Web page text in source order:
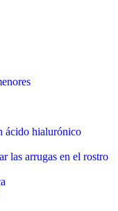
ácido hialurónico
las arrugas en el rostro